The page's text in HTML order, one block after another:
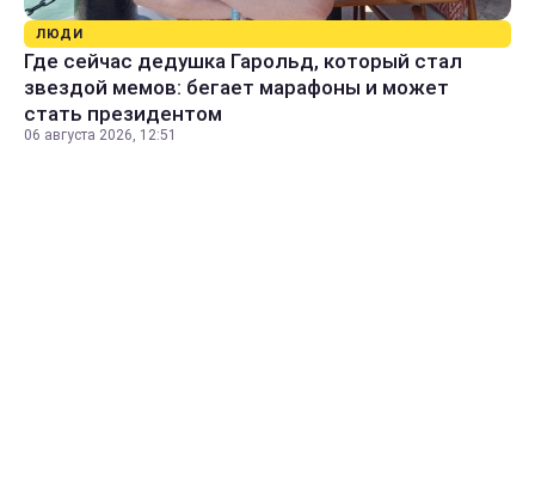
ЛЮДИ
Где сейчас дедушка Гарольд, который стал
звездой мемов: бегает марафоны и может
стать президентом
06 августа 2026, 12:51